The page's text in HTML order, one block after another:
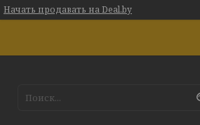
Начать продавать на Deal.by